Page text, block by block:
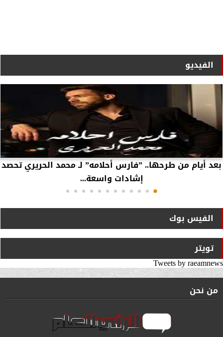
الفيديو
بعد أيام من طرحها.. ”فارس أحلامه” لـ محمد الحريري تحصد
إشادات واسعة...
الفيس بوك
تويتر
Tweets by raeamnews
من نحن